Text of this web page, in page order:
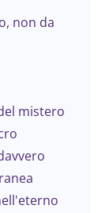
non da
mistero